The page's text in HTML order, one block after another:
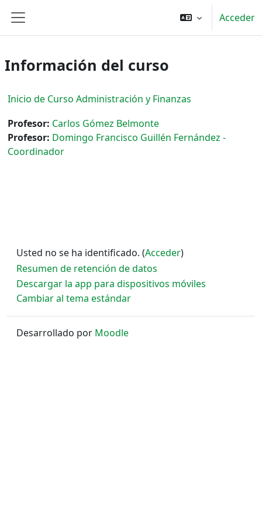
Panel lateral
Acceder
Información del curso
Inicio de Curso Administración y Finanzas
Profesor: Carlos Gómez Belmonte
Profesor: Domingo Francisco Guillén Fernández -
Coordinador
Usted no se ha identificado. (Acceder)
Resumen de retención de datos
Descargar la app para dispositivos móviles
Cambiar al tema estándar
Desarrollado por Moodle